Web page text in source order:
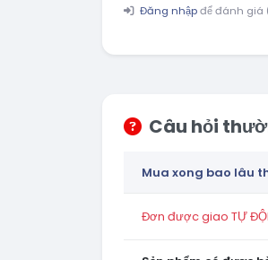
Đăng nhậpđể đánh giá
Câu hỏi
Mua xong bao lâu
Đơn được giao TỰ